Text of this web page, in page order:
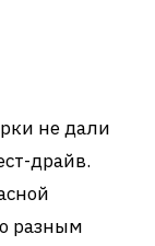
не дали
драйв.
разным